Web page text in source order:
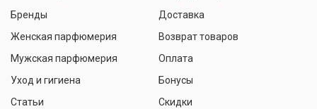
Бренды
Женская парфюмерия
Мужская парфюмерия
Уход и гигиена
Статьи
Доставка
Возврат товаров
Оплата
Бонусы
Скидки